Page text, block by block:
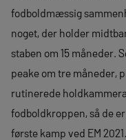
fodboldmæssig
noget, der holder
staben om 15 måneder.
peake om tre måneder,
rutinerede
fodboldkroppen, så de
første kamp ved EM 2021.